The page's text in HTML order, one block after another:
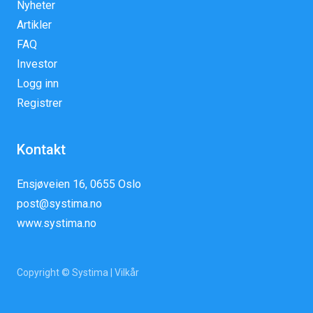
Nyheter
Artikler
FAQ
Investor
Logg inn
Registrer
Kontakt
Ensjøveien 16, 0655 Oslo
post@systima.no
www.systima.no
Copyright © Systima | Vilkår